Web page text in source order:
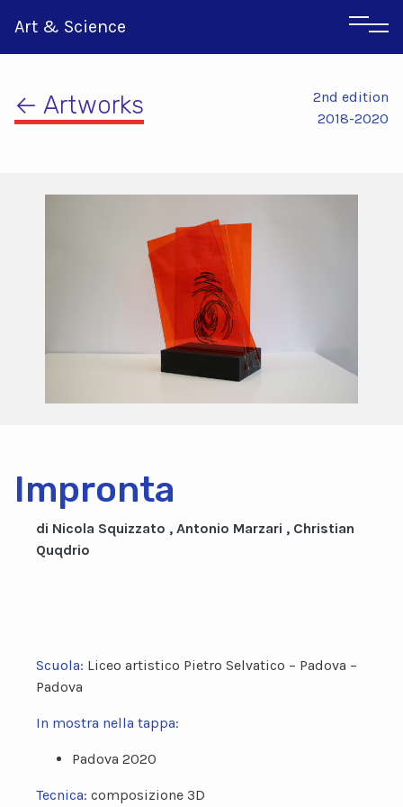
Art & Science
← Artworks
2nd edition
2018-2020
Impronta
di Nicola Squizzato , Antonio Marzari , Christian
Quqdrio
Scuola: Liceo artistico Pietro Selvatico – Padova –
Padova
In mostra nella tappa:
Padova 2020
Tecnica: composizione 3D